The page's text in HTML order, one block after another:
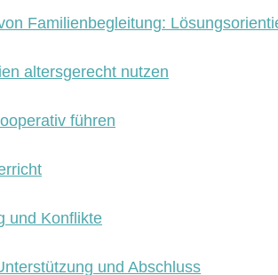
Familienbegleitung:
altersgerecht nutzen
führen
und Konflikte
und Abschluss